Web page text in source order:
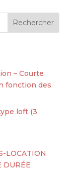
– Courte
fonction des
loft (3
LOCATION
DURÉE